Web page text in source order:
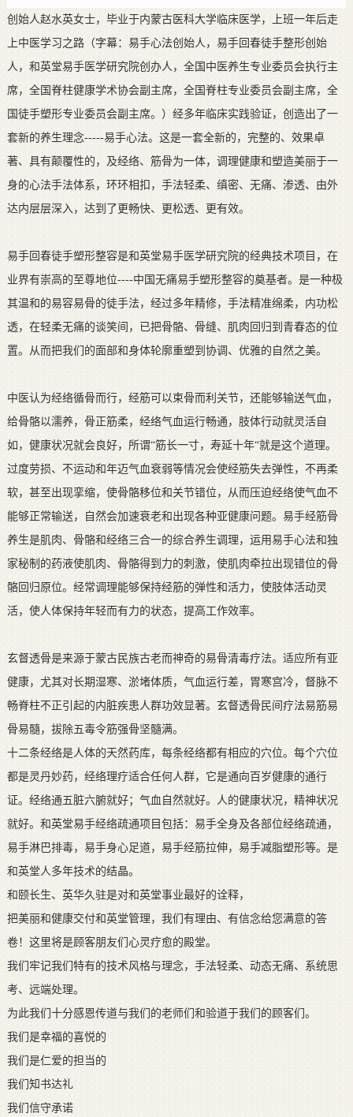
创始人赵水英女士，毕业于内蒙古医科大学临床医学，上班一年后走
上中医学习之路（字幕：易手心法创始人，易手回春徒手整形创始
人，和英堂易手医学研究院创办人，全国中医养生专业委员会执行主
席，全国脊柱健康学术协会副主席，全国脊柱专业委员会副主席，全
国徒手塑形专业委员会副主席。）经多年临床实践验证，创造出了一
套新的养生理念-----易手心法。这是一套全新的，完整的、效果卓
著、具有颠覆性的，及经络、筋骨为一体，调理健康和塑造美丽于一
身的心法手法体系，环环相扣，手法轻柔、缜密、无痛、渗透、由外
达内层层深入，达到了更畅快、更松透、更有效。
易手回春徒手塑形整容是和英堂易手医学研究院的经典技术项目，在
业界有崇高的至尊地位----中国无痛易手塑形整容的奠基者。是一种极
其温和的易容易骨的徒手法，经过多年精修，手法精准绵柔，内功松
透，在轻柔无痛的谈笑间，已把骨骼、骨缝、肌肉回归到青春态的位
置。从而把我们的面部和身体轮廓重塑到协调、优雅的自然之美。
中医认为经络循骨而行，经筋可以束骨而利关节，还能够输送气血，
给骨骼以濡养，骨正筋柔，经络气血运行畅通，肢体行动就灵活自
如，健康状况就会良好，所谓“筋长一寸，寿延十年“就是这个道理。
过度劳损、不运动和年迈气血衰弱等情况会使经筋失去弹性，不再柔
软，甚至出现挛缩，使骨骼移位和关节错位，从而压迫经络使气血不
能够正常输送，自然会加速衰老和出现各种亚健康问题。易手经筋骨
养生是肌肉、骨骼和经络三合一的综合养生调理，运用易手心法和独
家秘制的药液使肌肉、骨骼得到力的刺激，使肌肉牵拉出现错位的骨
骼回归原位。经常调理能够保持经筋的弹性和活力，使肢体活动灵
活，使人体保持年轻而有力的状态，提高工作效率。
玄督透骨是来源于蒙古民族古老而神奇的易骨清毒疗法。适应所有亚
健康，尤其对长期湿寒、淤堵体质，气血运行差，胃寒宫冷，督脉不
畅脊柱不正引起的内脏疾患人群功效显著。玄督透骨民间疗法易筋易
骨易髓，拔除五毒令筋强骨坚髓满。
十二条经络是人体的天然药库，每条经络都有相应的穴位。每个穴位
都是灵丹妙药，经络理疗适合任何人群，它是通向百岁健康的通行
证。经络通五脏六腑就好；气血自然就好。人的健康状况，精神状况
就好。和英堂易手经络疏通项目包括：易手全身及各部位经络疏通，
易手淋巴排毒，易手身心足道，易手经筋拉伸，易手减脂塑形等。是
和英堂人多年技术的结晶。
和颐长生、英华久驻是对和英堂事业最好的诠释，
把美丽和健康交付和英堂管理，我们有理由、有信念给您满意的答
卷！这里将是顾客朋友们心灵疗愈的殿堂。
我们牢记我们特有的技术风格与理念，手法轻柔、动态无痛、系统思
考、远端处理。
为此我们十分感恩传道与我们的老师们和验道于我们的顾客们。
我们是幸福的喜悦的
我们是仁爱的担当的
我们知书达礼
我们信守承诺